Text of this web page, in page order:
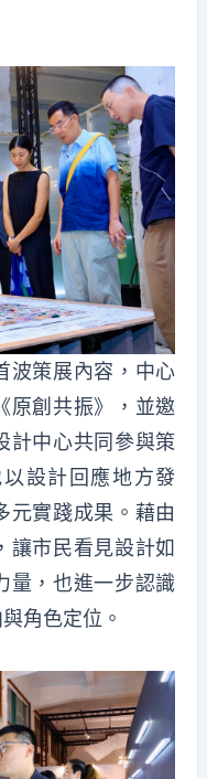
波策展內容，中心
原創共振》，並邀
計中心共同參與策
設計回應地方發
元實踐成果。藉由
讓市民看見設計如
量，也進一步認識
角色定位。